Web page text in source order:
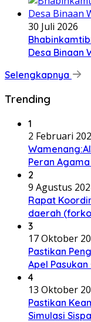
30 Juli 2026
Desa Binaan
Selengkapnya
Trending
1
2 Februari
Peran
2
9 Agustus
Rapat
daerah
3
17 Oktober
Pastikan
Apel Pasukan
4
13 Oktober
Pastikan
Simulasi